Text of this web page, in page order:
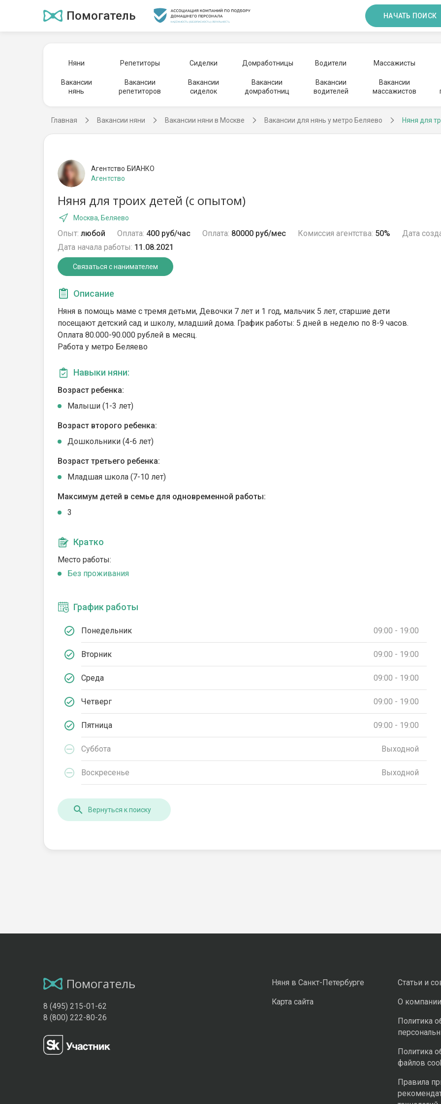
Помогатель НАЧАТЬ ПОИСК
Няни Репетиторы Сиделки Домработницы Водители Массажисты
Вакансии
нянь
Вакансии
репетиторов
Вакансии
сиделок
Вакансии
домработниц
Вакансии
водителей
Вакансии
массажистов
Главная Вакансии няни Вакансии няни в Москве Вакансии для нянь у метро Беляево Няня для
Агентство БИАНКО
Агентство
Няня для троих детей (с опытом)
Москва, Беляево
Опыт: любой Оплата: 400 руб/час Оплата: 80000 руб/мес Комиссия агентства: 50% Дата
Дата начала работы: 11.08.2021
Связаться с нанимателем
Описание
Няня в помощь маме с тремя детьми, Девочки 7 лет и 1 год, мальчик 5 лет, старшие дети
посещают детский сад и школу, младший дома. График работы: 5 дней в неделю по 8-9 часов.
Оплата 80.000-90.000 рублей в месяц.
Работа у метро Беляево
Навыки няни:
Возраст ребенка:
Малыши (1-3 лет)
Возраст второго ребенка:
Дошкольники (4-6 лет)
Возраст третьего ребенка:
Младшая школа (7-10 лет)
Максимум детей в семье для одновременной работы:
3
Кратко
Место работы:
Без проживания
График работы
Понедельник 09:00 - 19:00
Вторник 09:00 - 19:00
Среда 09:00 - 19:00
Четверг 09:00 - 19:00
Пятница 09:00 - 19:00
Суббота Выходной
Воскресенье Выходной
Вернуться к поиску
Помогатель
8 (495) 215-01-62
8 (800) 222-80-26
Няня в Санкт-Петербурге
Карта сайта
Статьи и
О компании
Политика
Политика
файлов
Правила